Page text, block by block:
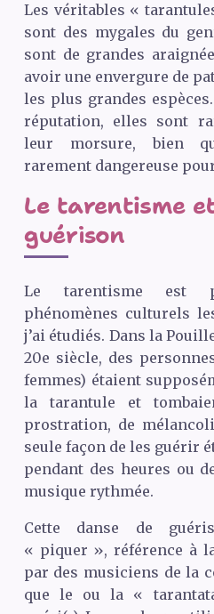
Les véritables «
sont des mygales du
sont de grandes
avoir une envergure de
les plus grandes
réputation, elles sont
leur morsure, bien
rarement dangereuse
Le tarentisme
guérison
Le tarentisme est
phénomènes culturels
j’ai étudiés. Dans la
20e siècle, des
femmes) étaient
la tarantule et
prostration, de
seule façon de les guérir
pendant des heures ou
musique rythmée.
Cette danse de
« piquer », référence à
par des musiciens de la
que le ou la «